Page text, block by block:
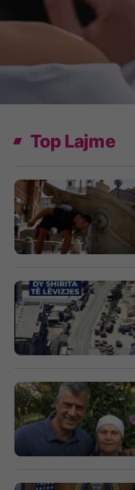
Top Lajme